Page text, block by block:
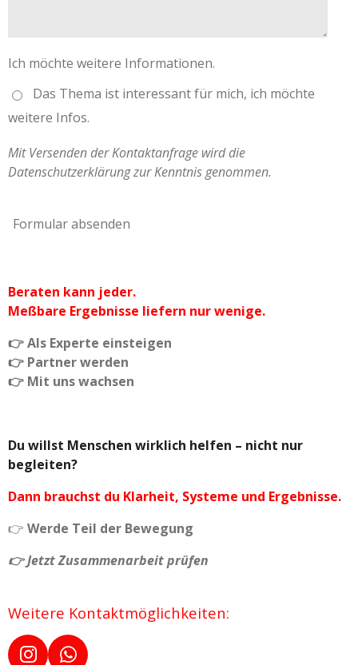
Ich möchte weitere Informationen.
Das Thema ist interessant für mich, ich möchte
weitere Infos.
Mit Versenden der Kontaktanfrage wird die
Datenschutzerklärung zur Kenntnis genommen.
Formular absenden
Beraten kann jeder.
Meßbare Ergebnisse liefern nur wenige.
👉 Als Experte einsteigen
👉 Partner werden
👉 Mit uns wachsen
Du willst Menschen wirklich helfen – nicht nur
begleiten?
Dann brauchst du Klarheit, Systeme und Ergebnisse.
👉 Werde Teil der Bewegung
👉 Jetzt Zusammenarbeit prüfen
Weitere Kontaktmöglichkeiten: